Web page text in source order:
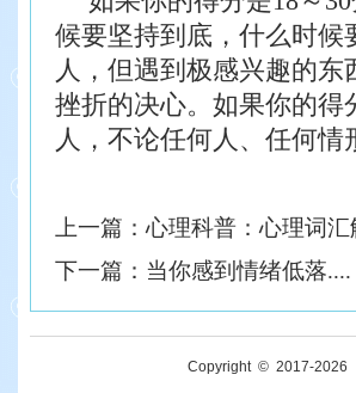
候要坚持到底，什么时
人，但遇到极感兴趣的
挫折的决心。如果你的得
人，不论任何人、任何
上一篇：心理科普：心理词
下一篇： 当你感到情绪低落....
Copyright © 2017-2026